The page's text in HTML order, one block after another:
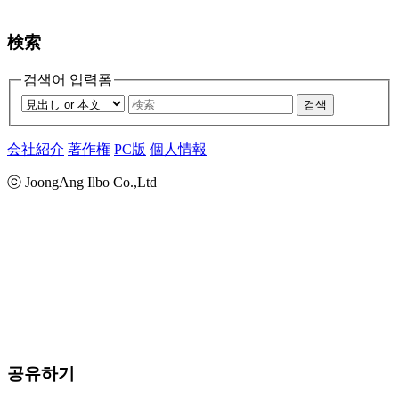
検索
검색어 입력폼
검색
会社紹介 著作権 PC版 個人情報
ⓒ JoongAng Ilbo Co.,Ltd
공유하기